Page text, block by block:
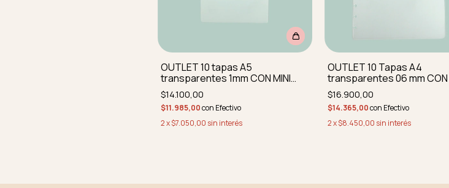
OUTLET 10 tapas A5
transparentes 1mm CON MINI
IMPERFEC PERFORADAS Y
REDON
$14.100,00
$11.985,00con Efectivo
2x$7.050,00 sin interés
OUTLET 10 Tapas A4
transparentes 06 mm CON
IMPERF perforadas y redond
$16.900,00
$14.365,00con Efectivo
2x$8.450,00 sin interés